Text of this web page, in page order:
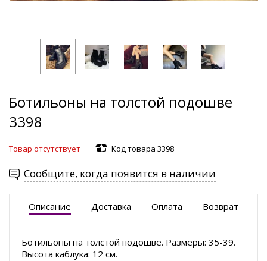
Ботильоны на толстой подошве
3398
Товар отсутствует Код товара 3398
Сообщите, когда появится в наличии
Описание Доставка Оплата Возврат
Ботильоны на толстой подошве. Размеры: 35-39.
Высота каблука: 12 см.